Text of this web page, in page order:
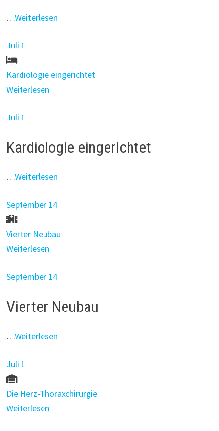
…Weiterlesen
Juli 1
Kardiologie eingerichtet
Weiterlesen
Juli 1
Kardiologie eingerichtet
…Weiterlesen
September 14
Vierter Neubau
Weiterlesen
September 14
Vierter Neubau
…Weiterlesen
Juli 1
Die Herz-Thoraxchirurgie
Weiterlesen